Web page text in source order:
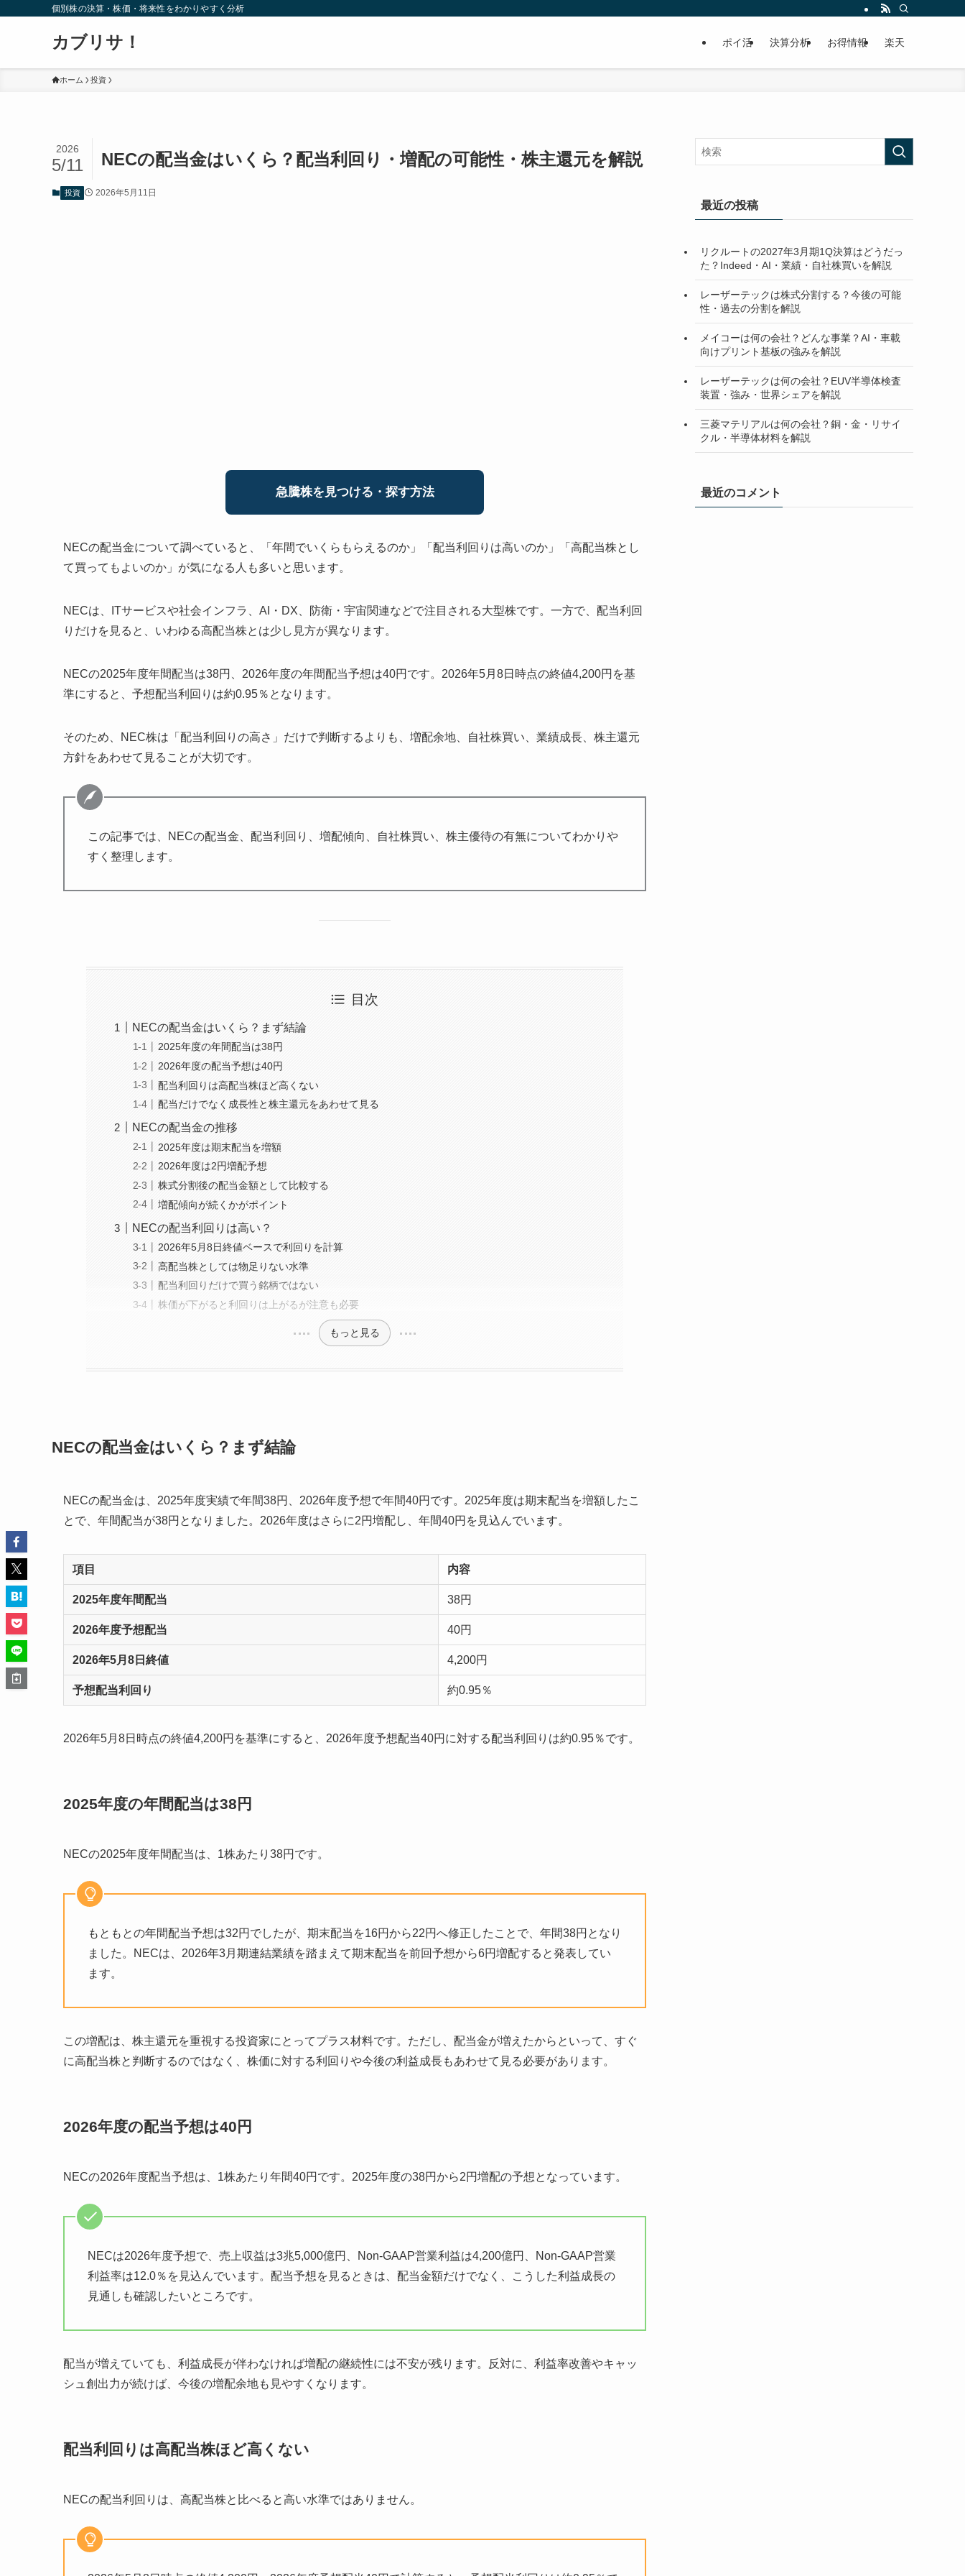
個別株の決算・株価・将来性をわかりやすく分析
カブリサ！ ポイ活 決算分析 お得情報 楽天
ホーム 投資
NECの配当金はいくら？配当利回り・増配の可能性・株主還元を解説
2026
5/11
投資 2026年5月11日
急騰株を見つける・探す方法
NECの配当金について調べていると、「年間でいくらもらえるのか」「配当利回りは高いのか」「高配当株とし
て買ってもよいのか」が気になる人も多いと思います。
NECは、ITサービスや社会インフラ、AI・DX、防衛・宇宙関連などで注目される大型株です。一方で、配当利回
りだけを見ると、いわゆる高配当株とは少し見方が異なります。
NECの2025年度年間配当は38円、2026年度の年間配当予想は40円です。2026年5月8日時点の終値4,200円を基
準にすると、予想配当利回りは約0.95％となります。
そのため、NEC株は「配当利回りの高さ」だけで判断するよりも、増配余地、自社株買い、業績成長、株主還元
方針をあわせて見ることが大切です。
この記事では、NECの配当金、配当利回り、増配傾向、自社株買い、株主優待の有無についてわかりや
すく整理します。
目次
NECの配当金はいくら？まず結論
2025年度の年間配当は38円
2026年度の配当予想は40円
配当利回りは高配当株ほど高くない
配当だけでなく成長性と株主還元をあわせて見る
NECの配当金の推移
2025年度は期末配当を増額
2026年度は2円増配予想
株式分割後の配当金額として比較する
増配傾向が続くかがポイント
NECの配当利回りは高い？
2026年5月8日終値ベースで利回りを計算
高配当株としては物足りない水準
配当利回りだけで買う銘柄ではない
株価が下がると利回りは上がるが注意も必要
もっと見る
NECの配当金はいくら？まず結論
NECの配当金は、2025年度実績で年間38円、2026年度予想で年間40円です。2025年度は期末配当を増額したこ
とで、年間配当が38円となりました。2026年度はさらに2円増配し、年間40円を見込んでいます。
項目 内容
2025年度年間配当 38円
2026年度予想配当 40円
2026年5月8日終値 4,200円
予想配当利回り 約0.95％
2026年5月8日時点の終値4,200円を基準にすると、2026年度予想配当40円に対する配当利回りは約0.95％です。
2025年度の年間配当は38円
NECの2025年度年間配当は、1株あたり38円です。
もともとの年間配当予想は32円でしたが、期末配当を16円から22円へ修正したことで、年間38円となり
ました。NECは、2026年3月期連結業績を踏まえて期末配当を前回予想から6円増配すると発表してい
ます。
この増配は、株主還元を重視する投資家にとってプラス材料です。ただし、配当金が増えたからといって、すぐ
に高配当株と判断するのではなく、株価に対する利回りや今後の利益成長もあわせて見る必要があります。
2026年度の配当予想は40円
NECの2026年度配当予想は、1株あたり年間40円です。2025年度の38円から2円増配の予想となっています。
NECは2026年度予想で、売上収益は3兆5,000億円、Non-GAAP営業利益は4,200億円、Non-GAAP営業
利益率は12.0％を見込んでいます。配当予想を見るときは、配当金額だけでなく、こうした利益成長の
見通しも確認したいところです。
配当が増えていても、利益成長が伴わなければ増配の継続性には不安が残ります。反対に、利益率改善やキャッ
シュ創出力が続けば、今後の増配余地も見やすくなります。
配当利回りは高配当株ほど高くない
NECの配当利回りは、高配当株と比べると高い水準ではありません。
最近の投稿
リクルートの2027年3月期1Q決算はどうだっ
た？Indeed・AI・業績・自社株買いを解説
レーザーテックは株式分割する？今後の可能
性・過去の分割を解説
メイコーは何の会社？どんな事業？AI・車載
向けプリント基板の強みを解説
レーザーテックは何の会社？EUV半導体検査
装置・強み・世界シェアを解説
三菱マテリアルは何の会社？銅・金・リサイ
クル・半導体材料を解説
最近のコメント